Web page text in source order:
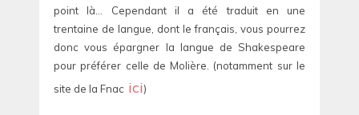
point là… Cependant il a été traduit en une
trentaine de langue, dont le français, vous pourrez
donc vous épargner la langue de Shakespeare
pour préférer celle de Molière. (notamment sur le
site de la Fnac ici)